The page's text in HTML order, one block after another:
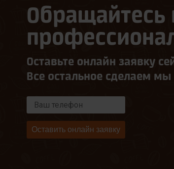
Обращайтесь
Оставьте онлайн заявку
Все остальное сделаем
Оставить онлайн заявку